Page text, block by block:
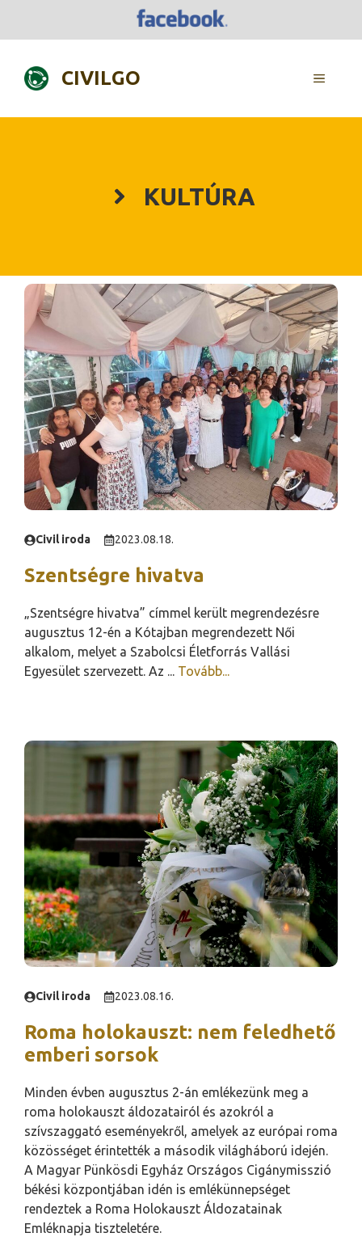
CIVILGO MENU
KULTÚRA
Civil iroda 2023.08.18.
Szentségre hivatva
„Szentségre hivatva” címmel került megrendezésre
augusztus 12-én a Kótajban megrendezett Női
alkalom, melyet a Szabolcsi Életforrás Vallási
Egyesület szervezett. Az ... Tovább...
Civil iroda 2023.08.16.
Roma holokauszt: nem feledhető
emberi sorsok
Minden évben augusztus 2-án emlékezünk meg a
roma holokauszt áldozatairól és azokról a
szívszaggató eseményekről, amelyek az európai roma
közösséget érintették a második világháború idején.
A Magyar Pünkösdi Egyház Országos Cigánymisszió
békési központjában idén is emlékünnepséget
rendeztek a Roma Holokauszt Áldozatainak
Emléknapja tiszteletére.